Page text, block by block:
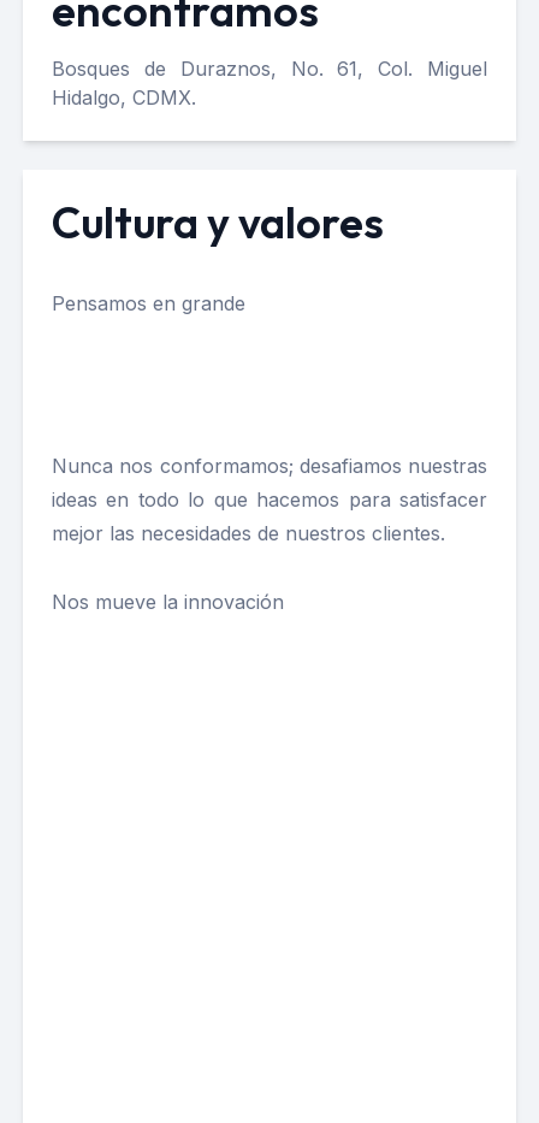
Bosques de Duraznos, No. 61, Col. Miguel
Hidalgo, CDMX.
Cultura y valores
Pensamos en grande
Nunca nos conformamos; desafiamos nuestras
ideas en todo lo que hacemos para satisfacer
mejor las necesidades de nuestros clientes.
Nos mueve la innovación